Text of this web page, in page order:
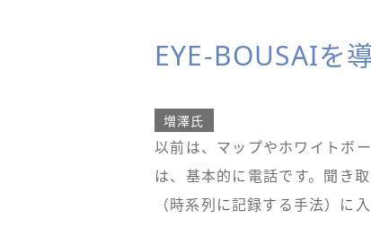
EYE-BOUSAIを
増澤氏
以前は、マップやホワイトボ
は、基本的に電話です。聞き
（時系列に記録する手法）に